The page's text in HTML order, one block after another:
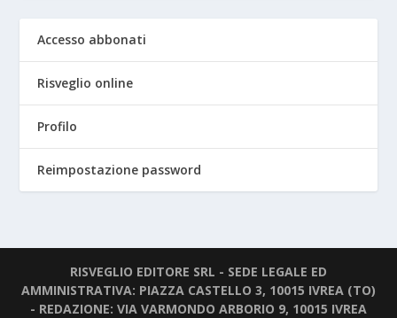
Accesso abbonati
Risveglio online
Profilo
Reimpostazione password
RISVEGLIO EDITORE SRL - SEDE LEGALE ED
AMMINISTRATIVA: PIAZZA CASTELLO 3, 10015 IVREA (TO)
- REDAZIONE: VIA VARMONDO ARBORIO 9, 10015 IVREA